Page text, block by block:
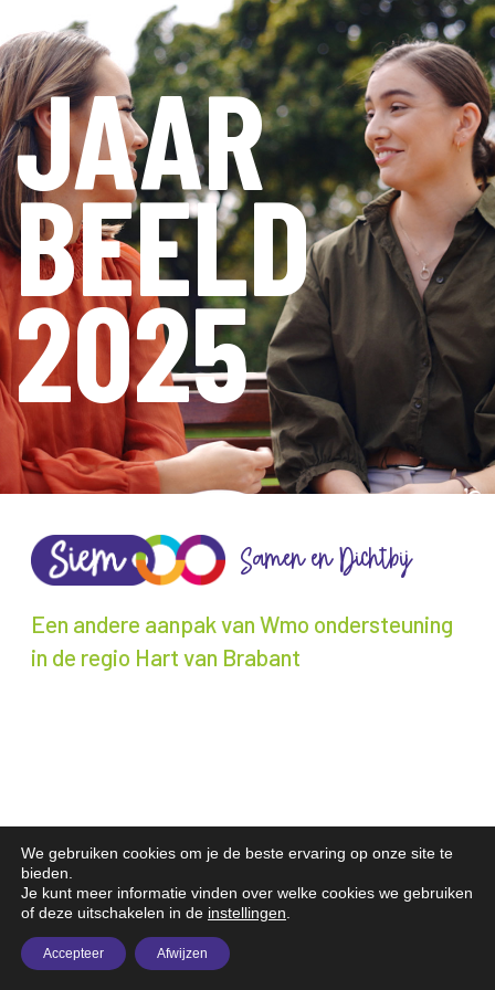
JAAR
BEELD
2025
Samen en Dichtbij
Een andere aanpak van Wmo ondersteuning
in de regio Hart van Brabant
We gebruiken cookies om je de beste ervaring op onze site te
bieden.
Je kunt meer informatie vinden over welke cookies we gebruiken
of deze uitschakelen in de instellingen
Accepteer Afwijzen